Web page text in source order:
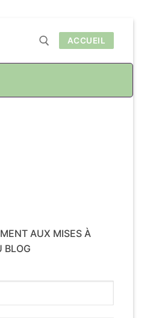
ACCUEIL
AUX MISES À
BLOG